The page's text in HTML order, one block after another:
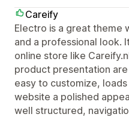
Careify
Electro is a great theme
and a professional look.
online store like
product presentation
easy to customize,
website a polished
well structured,